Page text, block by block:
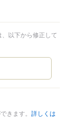
以下から修正して
きます。 詳しくは